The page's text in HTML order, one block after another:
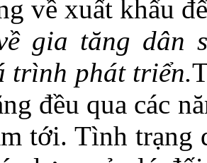
về xuất khẩu
gia tăng dân
trình phát triển.
đều qua các
tới. Tình trạng